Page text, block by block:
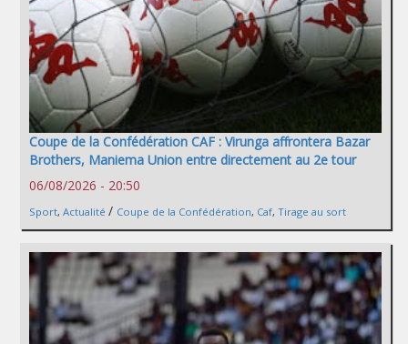
Coupe de la Confédération CAF : Virunga affrontera Bazar
Brothers, Maniema Union entre directement au 2e tour
06/08/2026 - 20:50
Sport, Actualité / Coupe de la Confédération, Caf, Tirage au sort